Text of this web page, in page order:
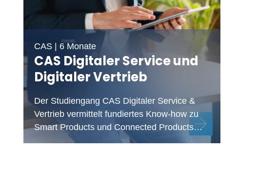
CAS | 6 Monate
CAS Digitaler Service und
Digitaler Vertrieb
Der Studiengang CAS Digitaler Service &
Vertrieb vermittelt fundiertes Know-how zu
Smart Products und Connected Products…